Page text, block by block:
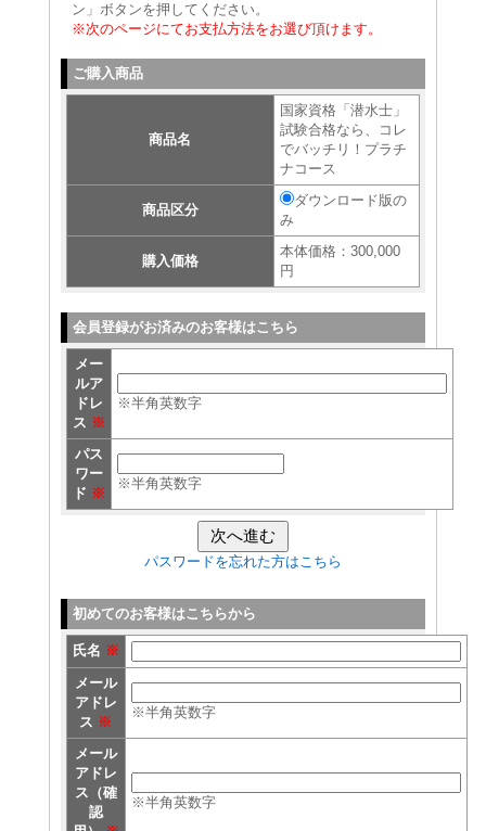
ン」ボタンを押してください。
※次のページにてお支払方法をお選び頂けます。
ご購入商品
商品名
国家資格「潜水士」
試験合格なら、コレ
でバッチリ！プラチ
ナコース
商品区分
ダウンロード版の
み
購入価格
本体価格：300,000
円
会員登録がお済みのお客様はこちら
メー
ルア
ドレ
ス ※
※半角英数字
パス
ワー
ド ※
※半角英数字
パスワードを忘れた方はこちら
初めてのお客様はこちらから
氏名 ※
メール
アドレ
ス ※
※半角英数字
メール
アドレ
ス（確
認
※半角英数字